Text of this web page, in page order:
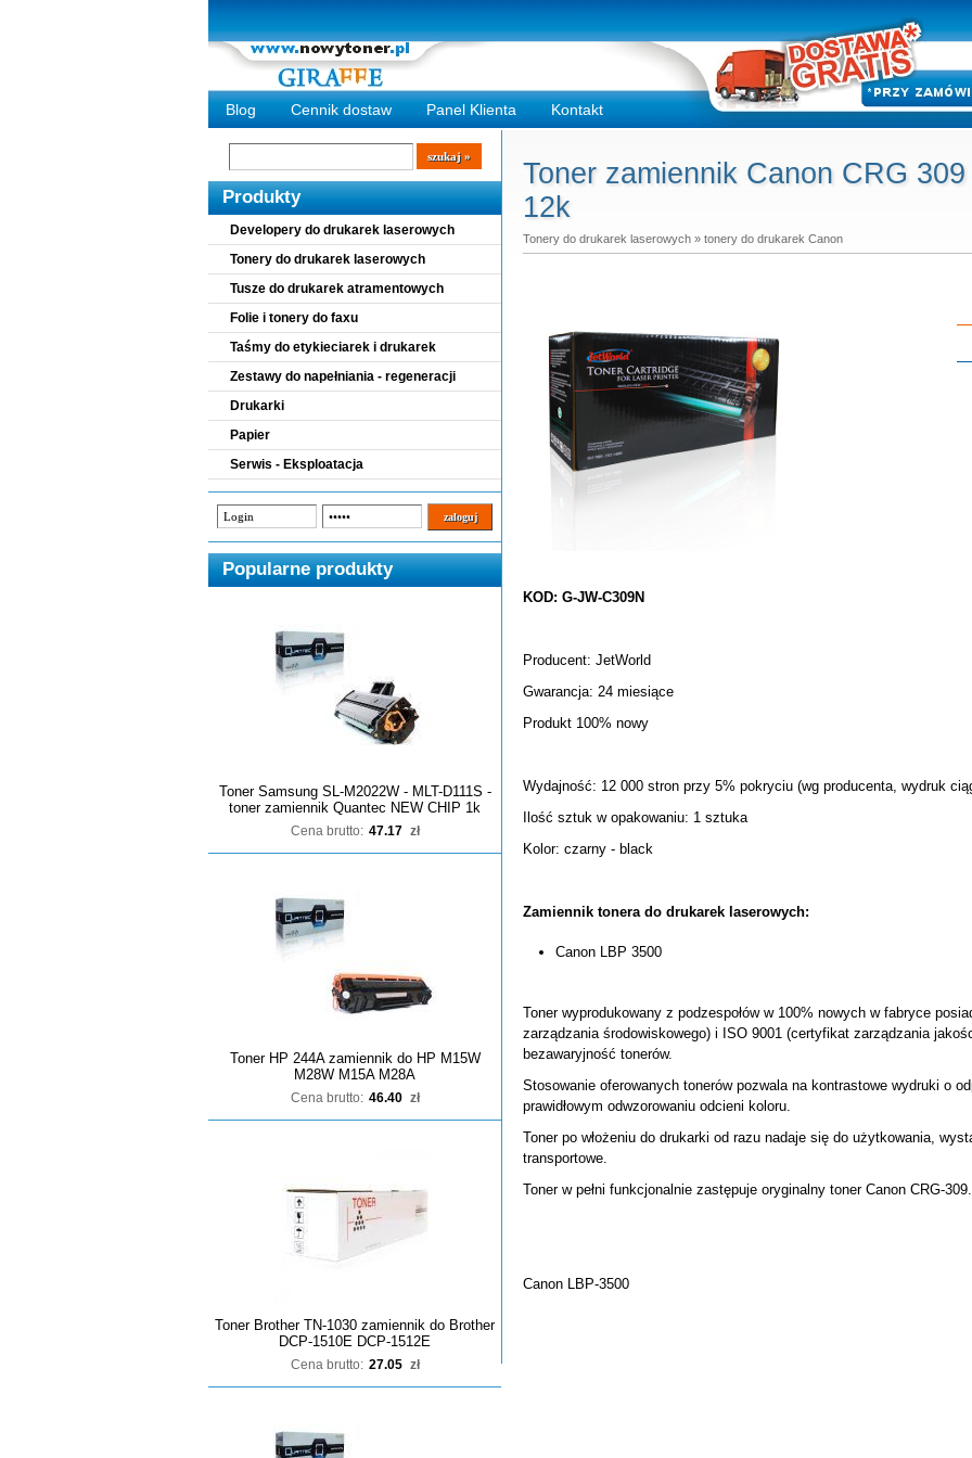
Blog Cennik dostaw Panel Klienta Kontakt
Wyszukiwarka
szukaj
Produkty
Developery do drukarek laserowych
Tonery do drukarek laserowych
Tusze do drukarek atramentowych
Folie i tonery do faxu
Taśmy do etykieciarek i drukarek
Zestawy do napełniania - regeneracji
Drukarki
Papier
Serwis - Eksploatacja
Popularne produkty
Toner Samsung SL-M2022W - MLT-D111S -
toner zamiennik Quantec NEW CHIP 1k
Cena brutto: 47.17 zł
Toner HP 244A zamiennik do HP M15W
M28W M15A M28A
Cena brutto: 46.40 zł
Toner Brother TN-1030 zamiennik do Brother
DCP-1510E DCP-1512E
Cena brutto: 27.05 zł
Toner zamiennik Canon CRG
12k
Tonery do drukarek laserowych » tonery do drukarek Canon
KOD: G-JW-C309N
Producent: JetWorld
Gwarancja: 24 miesiące
Produkt 100% nowy
Wydajność: 12 000 stron przy 5% pokryciu (wg producenta, wydruk
Ilość sztuk w opakowaniu: 1 sztuka
Kolor: czarny - black
Zamiennik tonera do drukarek laserowych:
Canon LBP 3500
Toner wyprodukowany z podzespołów w 100% nowych w fabryce
zarządzania środowiskowego) i ISO 9001 (certyfikat zarządzania
bezawaryjność tonerów.
Stosowanie oferowanych tonerów pozwala na kontrastowe wydruki o
prawidłowym odwzorowaniu odcieni koloru.
Toner po włożeniu do drukarki od razu nadaje się do użytkowania,
transportowe.
Toner w pełni funkcjonalnie zastępuje oryginalny toner Canon CRG-309.
Canon LBP-3500